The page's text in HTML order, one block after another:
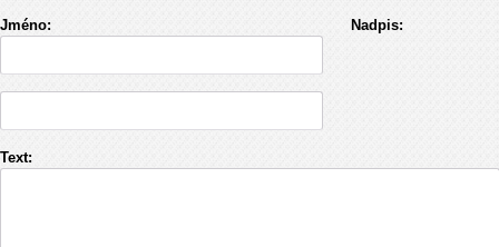
Jméno: Nadpis:
Text: